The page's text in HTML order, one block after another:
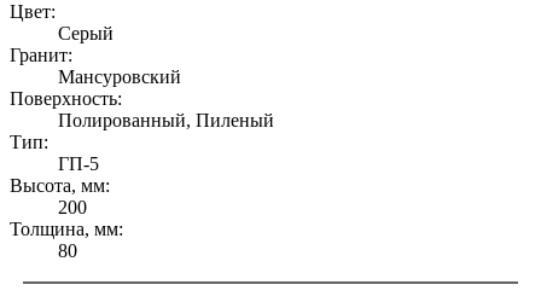
Цвет:
Серый
Гранит:
Мансуровский
Поверхность:
Полированный, Пиленый
Тип:
ГП-5
Высота, мм:
200
Толщина, мм:
80